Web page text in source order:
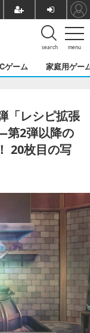
menu
search
ゲーム 家庭用ゲー
「レシピ拡張
第2弾以降の
20枚目の写